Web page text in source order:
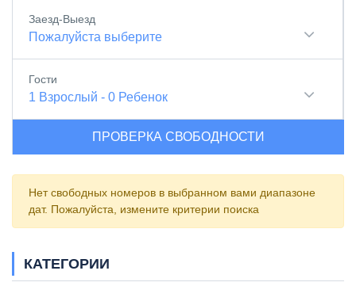
Заезд-Выезд
Пожалуйста выберите
Гости
1 Взрослый - 0 Ребенок
ПРОВЕРКА СВОБОДНОСТИ
Нет свободных номеров в выбранном вами диапазоне
дат. Пожалуйста, измените критерии поиска
КАТЕГОРИИ